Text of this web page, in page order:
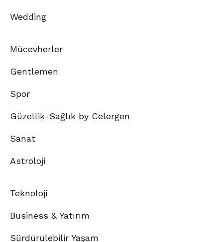
Wedding
Mücevherler
Gentlemen
Spor
Güzellik-Sağlık by Celergen
Sanat
Astroloji
Teknoloji
Business & Yatırım
Sürdürülebilir Yaşam